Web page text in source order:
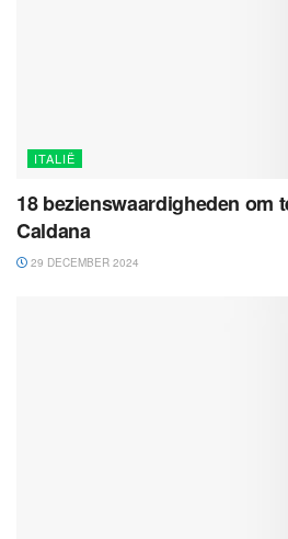
ITALIË
18 bezienswaardigheden om
Caldana
29 DECEMBER 2024